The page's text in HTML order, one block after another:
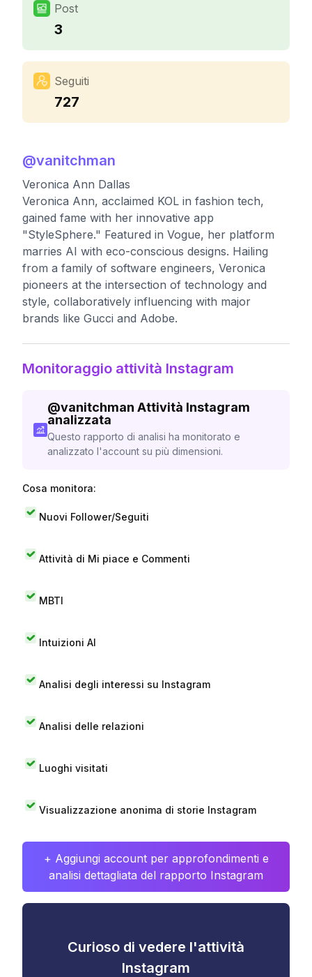
Post
3
Seguiti
727
@vanitchman
Veronica Ann Dallas
Veronica Ann, acclaimed KOL in fashion tech,
gained fame with her innovative app
"StyleSphere." Featured in Vogue, her platform
marries AI with eco-conscious designs. Hailing
from a family of software engineers, Veronica
pioneers at the intersection of technology and
style, collaboratively influencing with major
brands like Gucci and Adobe.
Monitoraggio attività Instagram
@vanitchman Attività Instagram
analizzata
Questo rapporto di analisi ha monitorato e
analizzato l'account su più dimensioni.
Cosa monitora:
Nuovi Follower/Seguiti
Attività di Mi piace e Commenti
MBTI
Intuizioni AI
Analisi degli interessi su Instagram
Analisi delle relazioni
Luoghi visitati
Visualizzazione anonima di storie Instagram
+ Aggiungi account per approfondimenti e
analisi dettagliata del rapporto Instagram
Curioso di vedere l'attività
Instagram